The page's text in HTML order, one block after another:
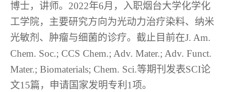
博士，讲师。 2022年6月，入职烟台大学化学化
工学院，主要研究方向为光动力治疗染料、纳米
光敏剂、肿瘤与细菌的诊疗。截止目前在J. Am.
Chem. Soc.; CCS Chem.; Adv. Mater.; Adv. Funct.
Mater.; Biomaterials; Chem. Sci.等期刊发表SCI论
文15篇，申请国家发明专利 1项。